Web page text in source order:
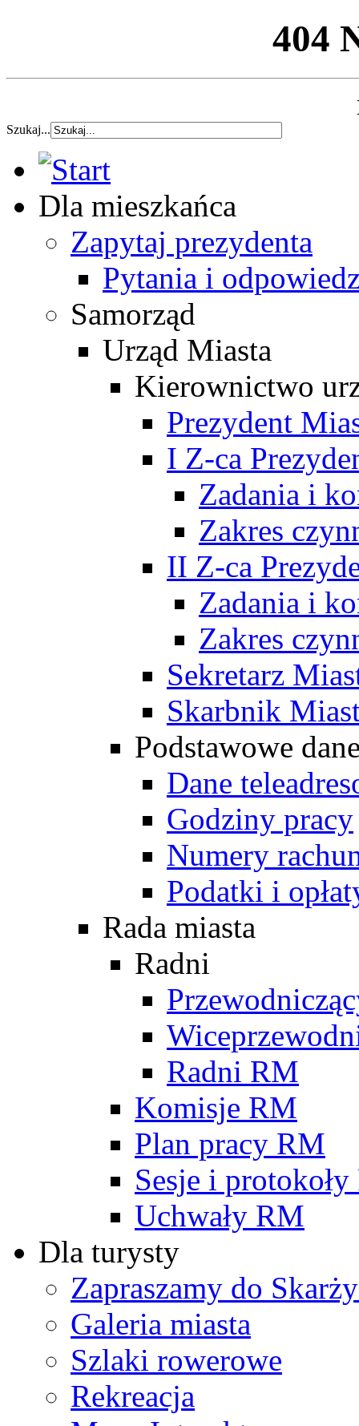
404
Szukaj...
Dla mieszkańca
Zapytaj prezydenta
Pytania i
Samorząd
Urząd Miasta
Kierownictwo
Prezydent
I Z-ca
Zadania i
Zakres
II Z-ca
Zadania i
Zakres
Sekretarz
Skarbnik
Podstawowe
Dane
Godziny pracy
Numery
Podatki i
Rada miasta
Radni
Radni RM
Komisje RM
Plan pracy RM
Sesje i
Uchwały RM
Dla turysty
Zapraszamy do
Galeria miasta
Szlaki rowerowe
Rekreacja